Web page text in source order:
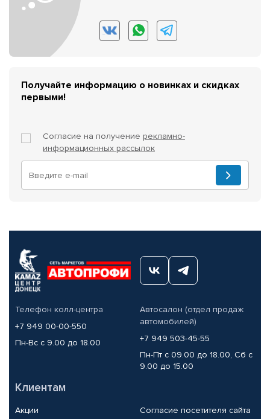
Получайте информацию о новинках и скидках
первыми!
Согласие на получение рекламно-
информационных рассылок
Телефон колл-центра
+7 949 00-00-550
Пн-Вс с 9.00 до 18.00
Автосалон (отдел продаж
автомобилей)
+7 949 503-45-55
Пн-Пт с 09.00 до 18.00, Сб с
9.00 до 15.00
Клиентам
Акции
Согласие посетителя сайта